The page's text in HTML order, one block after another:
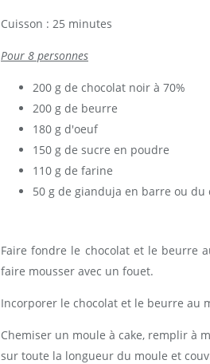
Cuisson : 25 minutes
Pour 8 personnes
200 g de chocolat noir à 70%
200 g de beurre
180 g d'oeuf
150 g de sucre en poudre
110 g de farine
50 g de gianduja en barre ou du
Faire fondre le chocolat et le beurre
faire mousser avec un fouet.
Incorporer le chocolat et le beurre au
Chemiser un moule à cake, remplir à
sur toute la longueur du moule et